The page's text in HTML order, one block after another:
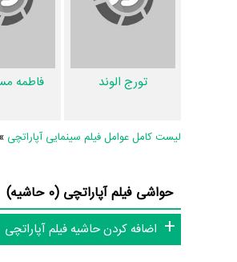
آپاراتچی 6 عدد، گردآوری و
سوتی فیلم آپاراتچی و نقد فیلم
تورج الوند فاطمه
لیست کامل عوامل فیلم سینمایی آپاراتچی »
حواشی فیلم آپاراتچی (0 حاشیه)
اضافه کردن حاشیه فیلم آپاراتچی